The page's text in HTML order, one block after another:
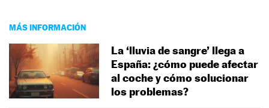
MÁS INFORMACIÓN
La ‘lluvia de sangre’ llega a
España: ¿cómo puede afectar
al coche y cómo solucionar
los problemas?